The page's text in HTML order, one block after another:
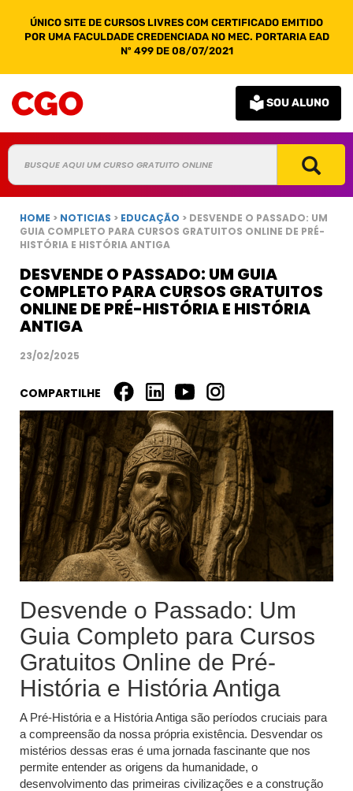
ÚNICO SITE DE CURSOS LIVRES COM CERTIFICADO EMITIDO
POR UMA FACULDADE CREDENCIADA NO MEC. PORTARIA EAD
Nº 499 DE 08/07/2021
SOU ALUNO
HOME > NOTICIAS > EDUCAÇÃO > DESVENDE O PASSADO: UM
GUIA COMPLETO PARA CURSOS GRATUITOS ONLINE DE PRÉ-
HISTÓRIA E HISTÓRIA ANTIGA
DESVENDE O PASSADO: UM GUIA
COMPLETO PARA CURSOS GRATUITOS
ONLINE DE PRÉ-HISTÓRIA E HISTÓRIA
ANTIGA
23/02/2025
COMPARTILHE
Desvende o Passado: Um
Guia Completo para Cursos
Gratuitos Online de Pré-
História e História Antiga
A Pré-História e a História Antiga são períodos cruciais para
a compreensão da nossa própria existência. Desvendar os
mistérios dessas eras é uma jornada fascinante que nos
permite entender as origens da humanidade, o
desenvolvimento das primeiras civilizações e a construção